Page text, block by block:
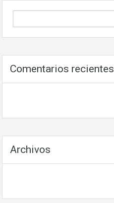
Comentarios recientes
Archivos